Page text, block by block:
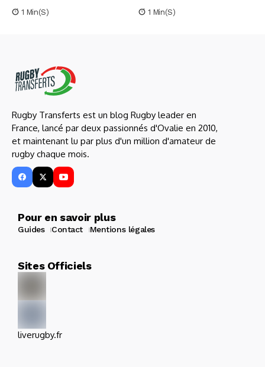
1 Min(s) 1 Min(s)
Rugby Transferts est un blog Rugby leader en
France, lancé par deux passionnés d'Ovalie en 2010,
et maintenant lu par plus d'un million d'amateur de
rugby chaque mois.
Pour en savoir plus
Guides Contact Mentions légales
Sites Officiels
liverugby.fr